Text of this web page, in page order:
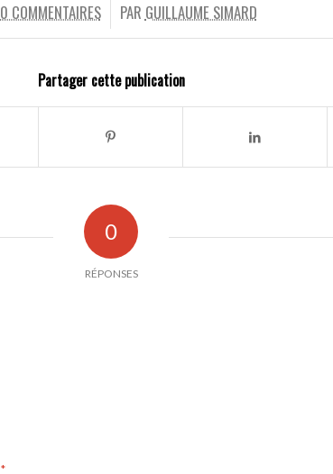
0 COMMENTAIRES
/ PAR GUILLAUME SIMARD
Partager cette publication
0
RÉPONSES
*